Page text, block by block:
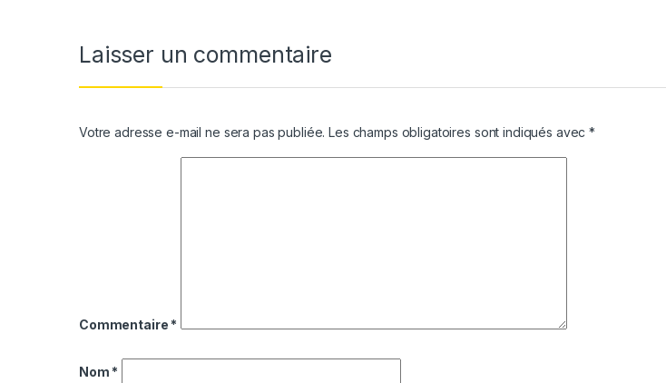
Laisser un commentaire
Votre adresse e-mail ne sera pas publiée. Les champs obligatoires sont indiqués avec*
Commentaire *
Nom *